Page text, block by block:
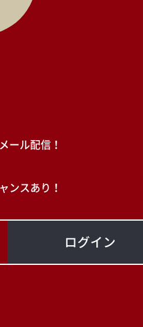
ール配信！
ンスあり！
ログイン